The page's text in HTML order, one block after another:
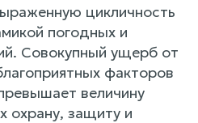
цикличность
погодных и
Совокупный ущерб от
факторов
величину
охрану, защиту и